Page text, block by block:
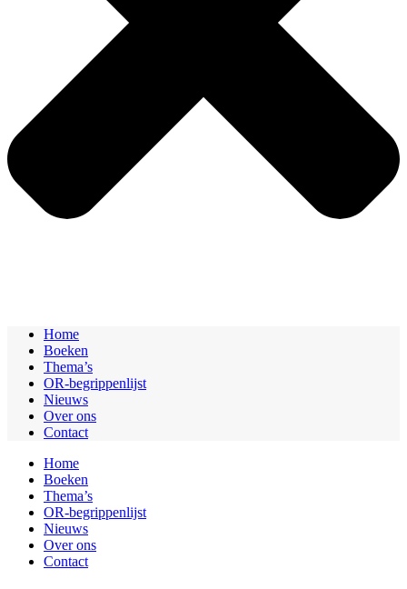
Home
Boeken
Thema’s
OR-begrippenlijst
Nieuws
Over ons
Contact
Home
Boeken
Thema’s
OR-begrippenlijst
Nieuws
Over ons
Contact